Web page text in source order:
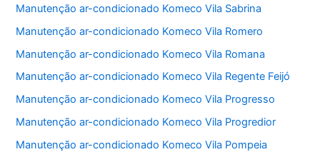
Manutenção ar-condicionado Komeco Vila Sabrina
Manutenção ar-condicionado Komeco Vila Romero
Manutenção ar-condicionado Komeco Vila Romana
Manutenção ar-condicionado Komeco Vila Regente Feijó
Manutenção ar-condicionado Komeco Vila Progresso
Manutenção ar-condicionado Komeco Vila Progredior
Manutenção ar-condicionado Komeco Vila Pompeia